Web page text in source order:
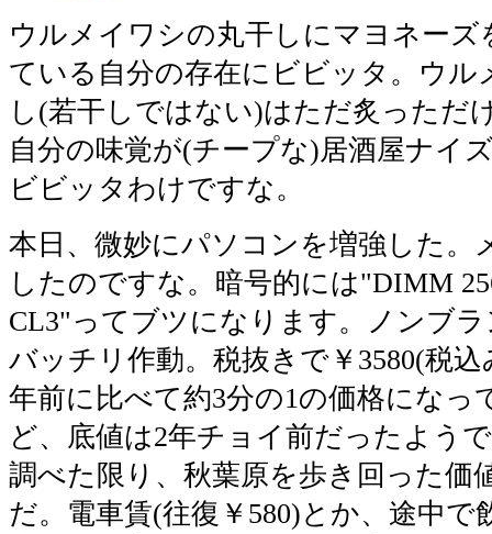
ウルメイワシの丸干しにマヨネーズ
ている自分の存在にビビッタ。ウル
し(若干しではない)はただ炙っただ
自分の味覚が(チープな)居酒屋ナイ
ビビッタわけですな。
本日、微妙にパソコンを増強した。
したのですな。暗号的には"DIMM
CL3"ってブツになります。ノンブ
バッチリ作動。税抜きで￥3580(税込
年前に比べて約3分の1の価格になっ
ど、底値は2年チョイ前だったよう
調べた限り、秋葉原を歩き回った価
だ。電車賃(往復￥580)とか、途中で